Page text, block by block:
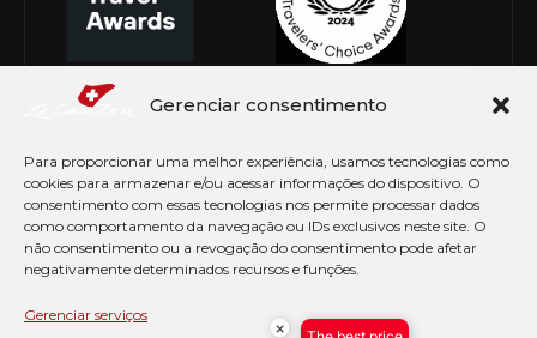
Gerenciar consentimento
Para proporcionar uma melhor experiência, usamos tecnologias como
cookies para armazenar e/ou acessar informações do dispositivo. O
consentimento com essas tecnologias nos permite processar dados
como comportamento da navegação ou IDs exclusivos neste site. O
não consentimento ou a revogação do consentimento pode afetar
negativamente determinados recursos e funções.
Gerenciar serviços
© Copyright 2026 Le Canton. Todos os direitos
×